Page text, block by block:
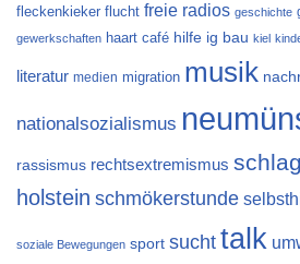
fleckenkieker flucht freie radios geschichte
gewerkschaften haart café hilfe ig bau kiel
literatur medien migration musik
nationalsozialismus
rassismus rechtsextremismus
holstein schmökerstunde
soziale Bewegungen sport suchttalk